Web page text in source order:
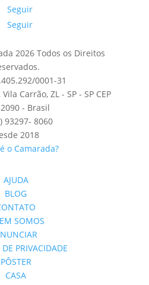
Seguir
Seguir
2026 Todos os Direitos
0001-31
Carrão, ZL - SP - SP CEP
- Brasil
93297- 8060
2018
o Camarada?
AJUDA
BLOG
SOMOS
PRIVACIDADE
PÔSTER
CASA